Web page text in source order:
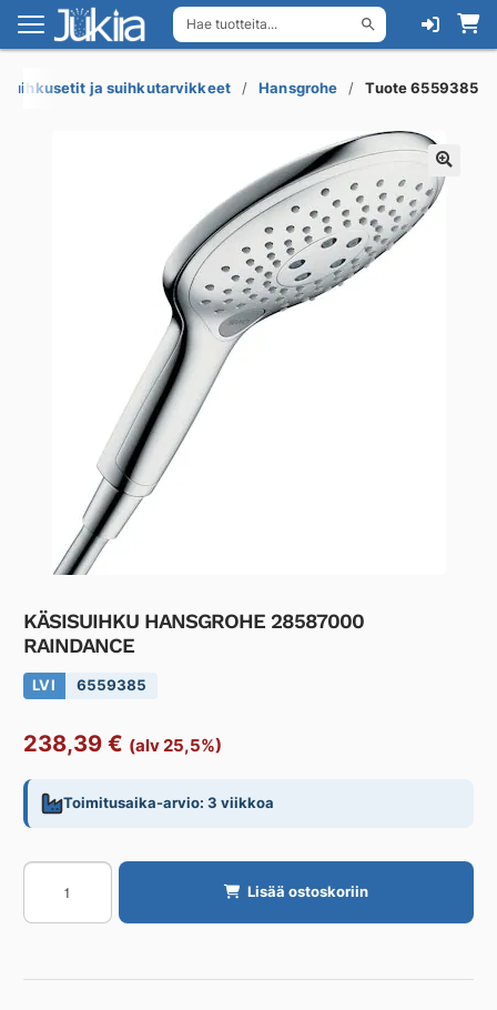
Hae tuotteita...
Siirry
navigointiin
Siirry
sisältöön
Suihkusetit ja suihkutarvikkeet Hansgrohe Tuote 6559385
KÄSISUIHKU HANSGROHE 28587000
RAINDANCE
LVI 6559385
238,39 € (alv 25,5%)
Toimitusaika-arvio: 3 viikkoa
KÄSISUIHKU
HANSGROHE
28587000
määrä
Lisää ostoskoriin